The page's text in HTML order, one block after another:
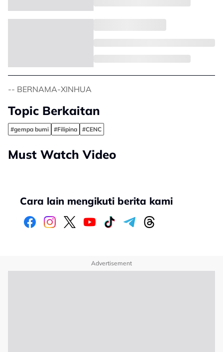
-- BERNAMA-XINHUA
Topic Berkaitan
#gempa bumi #Filipina #CENC
Must Watch Video
Cara lain mengikuti berita kami
Advertisement